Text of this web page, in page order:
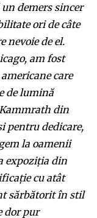
demers sincer
ori de câte
nevoie de el.
am fost
care
de lumină
din
pentru dedicare,
la oamenii
expoziția din
cu atât
sărbătorit în stil
dor pur